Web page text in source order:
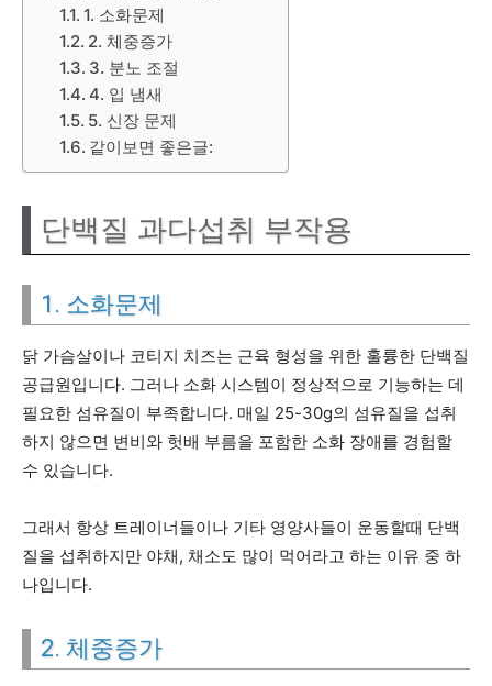
1. 소화문제
2. 체중증가
3. 분노 조절
4. 입 냄새
5. 신장 문제
같이보면 좋은글:
단백질 과다섭취 부작용
1. 소화문제
닭 가슴살이나 코티지 치즈는 근육 형성을 위한 훌륭한 단백질
공급원입니다. 그러나 소화 시스템이 정상적으로 기능하는 데
필요한 섬유질이 부족합니다. 매일 25-30g의 섬유질을 섭취
하지 않으면 변비와 헛배 부름을 포함한 소화 장애를 경험할
수 있습니다.
그래서 항상 트레이너들이나 기타 영양사들이 운동할때 단백
질을 섭취하지만 야채, 채소도 많이 먹어라고 하는 이유 중 하
나입니다.
2. 체중증가